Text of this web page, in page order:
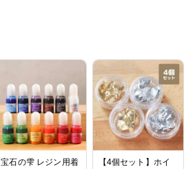
宝石の雫 レジン用着
【4個セット】ホイ